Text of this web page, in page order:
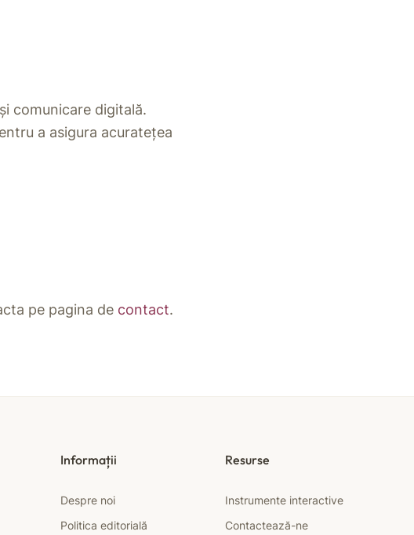
comunicare digitală.
a asigura acuratețea
pe pagina de contact.
Informații
Despre noi
Politica editorială
Resurse
Instrumente interactive
Contactează-ne